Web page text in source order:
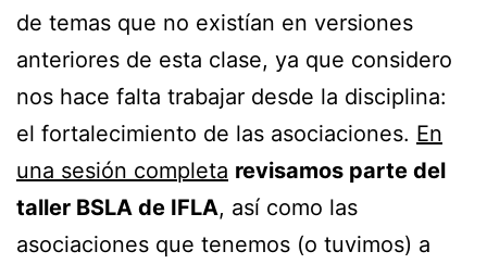
de temas que no existían en versiones
anteriores de esta clase, ya que considero
nos hace falta trabajar desde la disciplina:
el fortalecimiento de las asociaciones. En
una sesión completa revisamos parte del
taller BSLA de IFLA, así como las
asociaciones que tenemos (o tuvimos) a